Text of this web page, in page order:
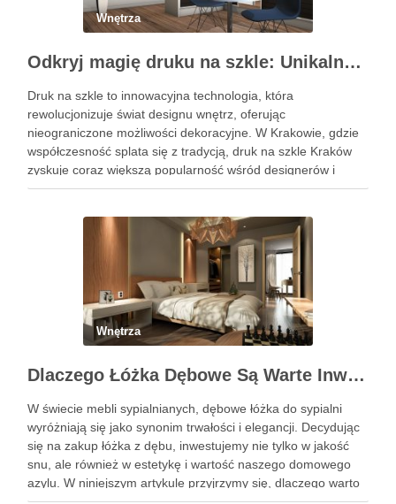
Wnętrza
Odkryj magię druku na szkle: Unikalne dekoracje wnętrz
Druk na szkle to innowacyjna technologia, która
rewolucjonizuje świat designu wnętrz, oferując
nieograniczone możliwości dekoracyjne. W Krakowie, gdzie
współczesność splata się z tradycją, druk na szkle Kraków
zyskuje coraz większą popularność wśród designerów i
właścicieli domów, pragnących wprowadzić do swoich
wykorzystać tę …
Wnętrza
Dlaczego Łóżka Dębowe Są Warte Inwestycji?
W świecie mebli sypialnianych, dębowe łóżka do sypialni
wyróżniają się jako synonim trwałości i elegancji. Decydując
się na zakup łóżka z dębu, inwestujemy nie tylko w jakość
snu, ale również w estetykę i wartość naszego domowego
azylu. W niniejszym artykule przyjrzymy się, dlaczego warto